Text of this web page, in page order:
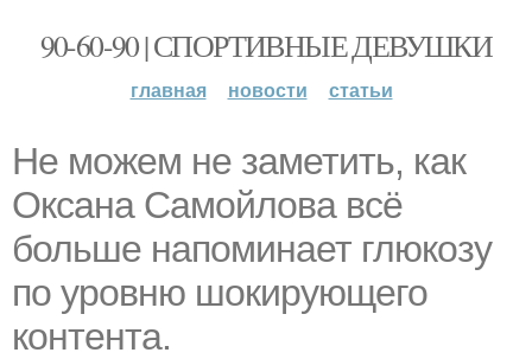
90-60-90 | СПОРТИВНЫЕ ДЕВУШКИ
главная новости статьи
Не можем не заметить, как
Оксана Самойлова всё
больше напоминает глюкозу
по уровню шокирующего
контента.